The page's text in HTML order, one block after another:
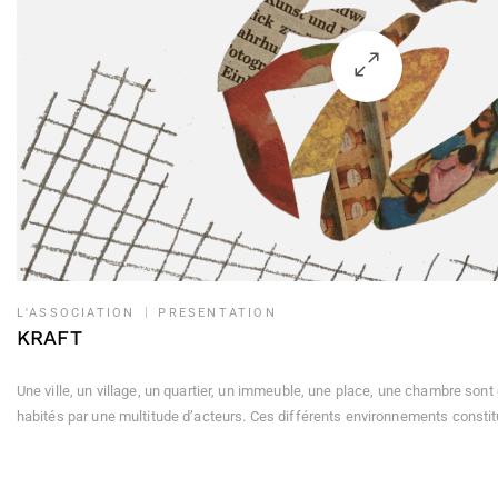
L'ASSOCIATION PRESENTATION
KRAFT
Une ville, un village, un quartier, un immeuble, une place, une chambre
habités par une multitude d’acteurs. Ces différents environnements